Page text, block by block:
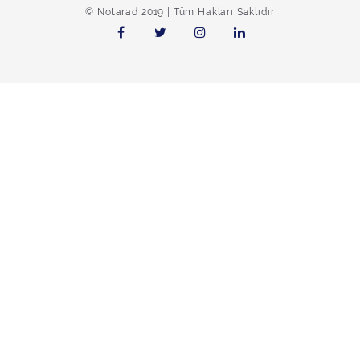
© Notarad 2019 | Tüm Hakları Saklıdır